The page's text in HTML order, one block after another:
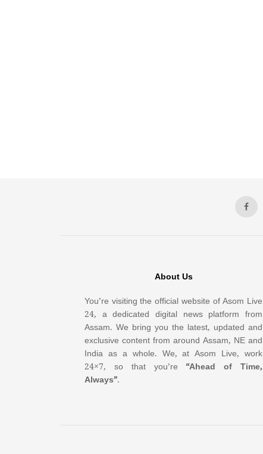
About Us
You’re visiting the official website of Asom Live
24, a dedicated digital news platform from
Assam. We bring you the latest, updated and
exclusive content from around Assam, NE and
India as a whole. We, at Asom Live, work
24×7, so that you’re“Ahead of Time,
Always”.